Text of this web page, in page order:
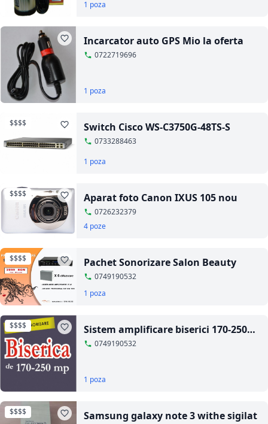
1 poza
Incarcator auto GPS Mio la oferta
0722719696
1 poza
$$$$ Switch Cisco WS-C3750G-48TS-S
0733288463
1 poza
$$$$ Aparat foto Canon IXUS 105 nou
0726232379
4 poze
$$$$ Pachet Sonorizare Salon Beauty
0749190532
1 poza
$$$$
Sistem amplificare biserici 170-250
mp0749190532
1 poza
$$$$ Samsung galaxy note 3 withe sigilat